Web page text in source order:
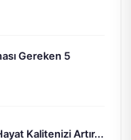
Gereken 5
Kalitenizi Artır...